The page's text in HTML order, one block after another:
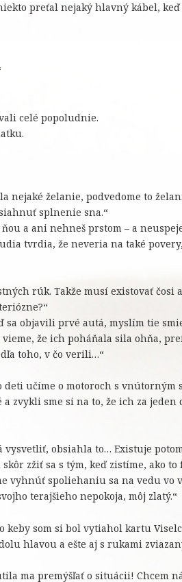
preťal nejaký hlavný kábel,
celé popoludnie.
nejaké želanie, podvedome to
splnenie sna.“
a ani nehneš prstom – a
tvrdia, že neveria na také
rúk. Takže musí existovať čosi
sa objavili prvé autá, myslím tie
že ich poháňala sila ohňa,
toho, v čo verili…“
deti učíme o motoroch s
zvykli sme si na to, že ich za jeden
vysvetliť, obsiahla to… Existuje
zžiť sa s tým, keď zistíme, ako
vyhnúť spoliehaniu sa na vedu vo
terajšieho nepokoja, môj zlatý.“
keby som si bol vytiahol kartu
hlavou a ešte aj s rukami
ma premýšľať o situácii! Chcem